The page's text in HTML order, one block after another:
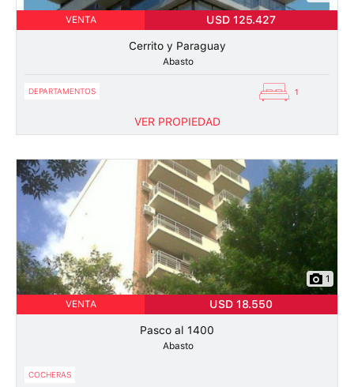
VENTA USD 125.427
Cerrito y Paraguay
Abasto
DEPARTAMENTOS 1
VER PROPIEDAD
1
VENTA USD 18.550
Pasco al 1400
Abasto
COCHERAS